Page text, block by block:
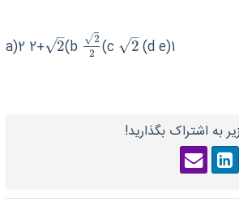
a)2 2+
2
–
√
2 (b 2
√
2
22 (c 2
–
√
2 (d e)1
به اشتراک بگذارید!